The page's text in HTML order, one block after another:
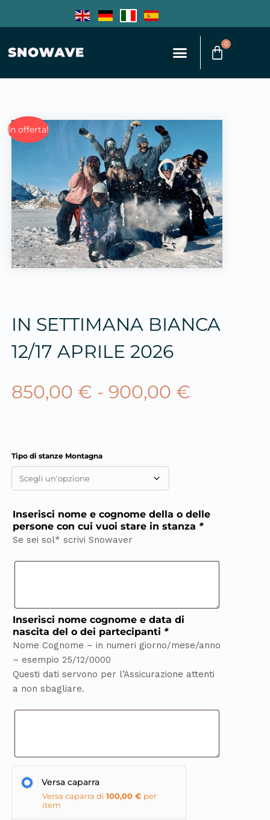
0
In offerta!
IN SETTIMANA BIANCA
12/17 APRILE 2026
850,00 € - 900,00 €
Tipo di stanze Montagna
Inserisci nome e cognome della o delle
persone con cui vuoi stare in stanza *
Se sei sol* scrivi Snowaver
Inserisci nome cognome e data di
nascita del o dei partecipanti *
Nome Cognome – in numeri giorno/mese/anno
– esempio 25/12/0000
Questi dati servono per l’Assicurazione attenti
a non sbagliare.
Versa caparra
Versa caparra di100,00€ per
item